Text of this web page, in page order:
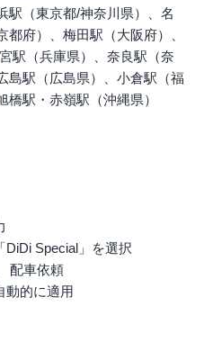
駅（東京都/神奈川県）、名
府）、梅田駅（大阪府）、
駅（兵庫県）、奈良駅（奈
島駅（広島県）、小倉駅（福
駅・赤嶺駅（沖縄県）
DiDi Special」を選択
配車依頼
動的に適用